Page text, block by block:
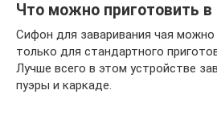
Что можно приготовить в
Сифон для заваривания чая можно
только для стандартного
Лучше всего в этом устройстве
пуэры и каркаде.